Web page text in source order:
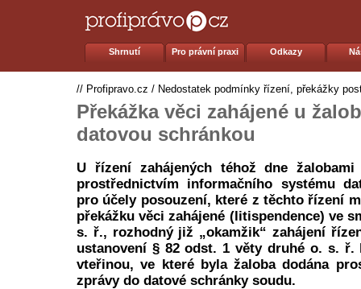
Shrnutí Pro právní praxi Odkazy
// Profipravo.cz / Nedostatek podmínky řízení, překážky
Překážka věci zahájené u
datovou schránkou
U řízení zahájených téhož dne žalobami
prostřednictvím informačního systému
pro účely posouzení, které z těchto řízení
překážku věci zahájené (litispendence) ve
s. ř., rozhodný již „okamžik“ zahájení
ustanovení § 82 odst. 1 věty druhé o. s. ř.
vteřinou, ve které byla žaloba dodána
zprávy do datové schránky soudu.